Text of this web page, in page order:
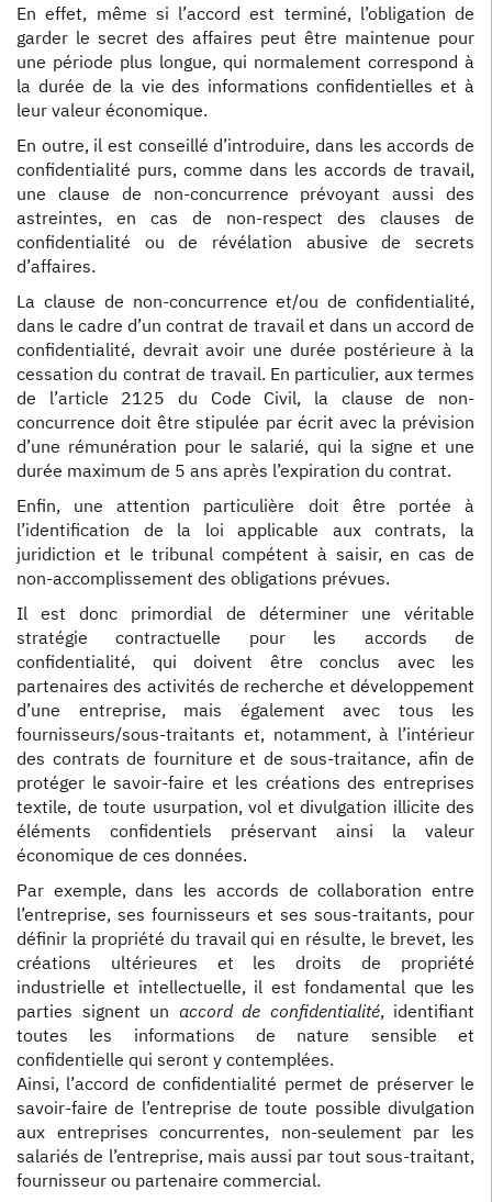
En effet, même si l’accord est terminé, l’obligation de
garder le secret des affaires peut être maintenue pour
une période plus longue, qui normalement correspond à
la durée de la vie des informations confidentielles et à
leur valeur économique.
En outre, il est conseillé d’introduire, dans les accords de
confidentialité purs, comme dans les accords de travail,
une clause de non-concurrence prévoyant aussi des
astreintes, en cas de non-respect des clauses de
confidentialité ou de révélation abusive de secrets
d’affaires.
La clause de non-concurrence et/ou de confidentialité,
dans le cadre d’un contrat de travail et dans un accord de
confidentialité, devrait avoir une durée postérieure à la
cessation du contrat de travail. En particulier, aux termes
de l’article 2125 du Code Civil, la clause de non-
concurrence doit être stipulée par écrit avec la prévision
d’une rémunération pour le salarié, qui la signe et une
durée maximum de 5 ans après l’expiration du contrat.
Enfin, une attention particulière doit être portée à
l’identification de la loi applicable aux contrats, la
juridiction et le tribunal compétent à saisir, en cas de
non-accomplissement des obligations prévues.
Il est donc primordial de déterminer une véritable
stratégie contractuelle pour les accords de
confidentialité, qui doivent être conclus avec les
partenaires des activités de recherche et développement
d’une entreprise, mais également avec tous les
fournisseurs/sous-traitants et, notamment, à l’intérieur
des contrats de fourniture et de sous-traitance, afin de
protéger le savoir-faire et les créations des entreprises
textile, de toute usurpation, vol et divulgation illicite des
éléments confidentiels préservant ainsi la valeur
économique de ces données.
Par exemple, dans les accords de collaboration entre
l’entreprise, ses fournisseurs et ses sous-traitants, pour
définir la propriété du travail qui en résulte, le brevet, les
créations ultérieures et les droits de propriété
industrielle et intellectuelle, il est fondamental que les
parties signent un accord de confidentialité, identifiant
toutes les informations de nature sensible et
confidentielle qui seront y contemplées.
Ainsi, l’accord de confidentialité permet de préserver le
savoir-faire de l’entreprise de toute possible divulgation
aux entreprises concurrentes, non-seulement par les
salariés de l’entreprise, mais aussi par tout sous-traitant,
fournisseur ou partenaire commercial.